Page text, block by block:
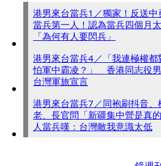
港男來台當兵1／獨家！反送中
當兵第一人！認為當兵四個月
「為何有人要閃兵」
港男來台當兵4／「我連極權都
怕軍中霸凌？」 香港同志役
台灣軍旅宣言
港男來台當兵7／同袍刷抖音、
老、長官問「新疆集中營是真
人當兵嘆：台灣敵我意識太低